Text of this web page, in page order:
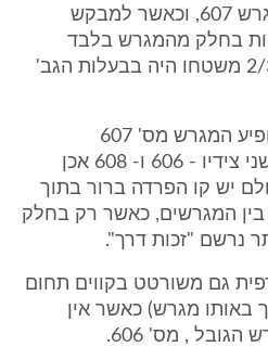
רשומה כבעלים של כל מגרש 607, וכאשר למבקש
בחלק מהמגרש בלבד
כאשר החלק האחר ( כ- 2/3 משטחו היה בבעלות הגב'
במיפוי הטופוגרפי שבו מופיע המגרש מס' 607
והמגרשים הגובלים בו משני צידיו - 606 ו- 608 אכן
יש קו הפרדה ברור בתוך
המגרשים, כאשר רק בחלק
נרשם "זכות דרך".
גם משורטט בקווים תחום
באותו מגרש) כאשר אין
, מס' 606.